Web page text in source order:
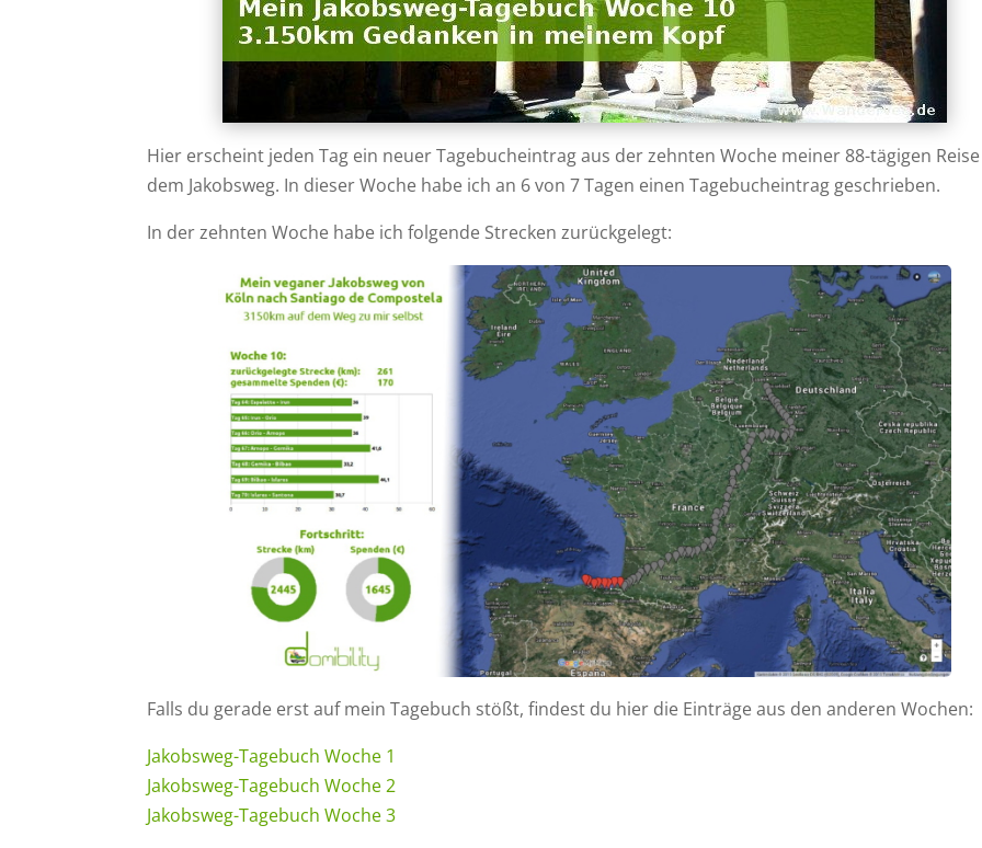
Hier erscheint jeden Tag ein neuer Tagebucheintrag aus der zehnten Woche meiner 88-tägigen
dem Jakobsweg. In dieser Woche habe ich an 6 von 7 Tagen einen Tagebucheintrag geschrieben.
In der zehnten Woche habe ich folgende Strecken zurückgelegt:
Falls du gerade erst auf mein Tagebuch stößt, findest du hier die Einträge aus den anderen Wochen:
Jakobsweg-Tagebuch Woche 1
Jakobsweg-Tagebuch Woche 2
Jakobsweg-Tagebuch Woche 3